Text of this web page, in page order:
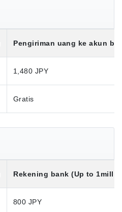
Pengiriman uang ke akun
1,480 JPY
Gratis
Rekening bank (Up to
800 JPY